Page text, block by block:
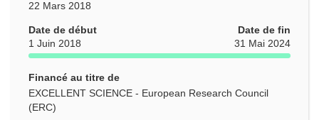
22 Mars 2018
Date de début
1 Juin 2018
Date de fin
31 Mai 2024
Financé au titre de
EXCELLENT SCIENCE - European Research Council
(ERC)